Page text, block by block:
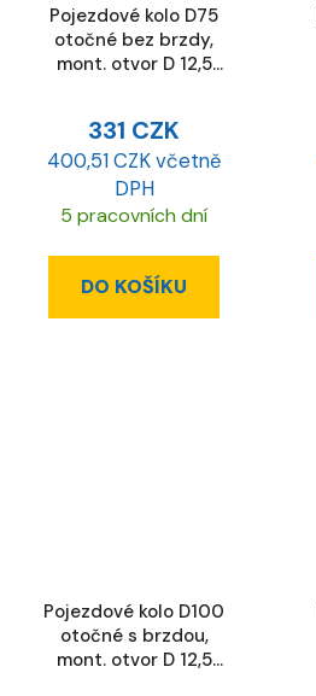
Pojezdové kolo D75
otočné bez brzdy,
mont. otvor D 12,5
331 CZK
400,51 CZK včetně
DPH
5 pracovních dní
DO KOŠÍKU
Pojezdové kolo D100
otočné s brzdou,
mont. otvor D 12,5